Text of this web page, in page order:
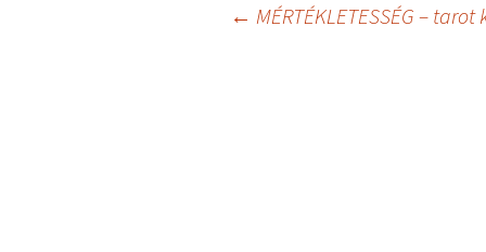
Bejegyzés← MÉRTÉKLETESSÉG – tarot